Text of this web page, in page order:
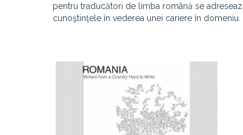
pentru traducători de limba română se
cunoştinţele în vederea unei cariere în domeniu.